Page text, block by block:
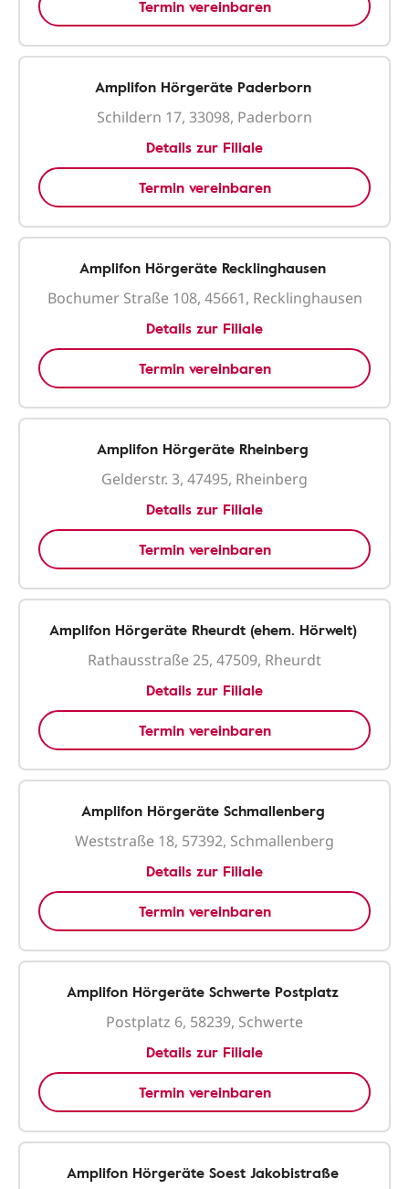
Termin vereinbaren
Amplifon Hörgeräte Paderborn
Schildern 17, 33098, Paderborn
Details zur Filiale
Termin vereinbaren
Amplifon Hörgeräte Recklinghausen
Bochumer Straße 108, 45661, Recklinghausen
Details zur Filiale
Termin vereinbaren
Amplifon Hörgeräte Rheinberg
Gelderstr. 3, 47495, Rheinberg
Details zur Filiale
Termin vereinbaren
Amplifon Hörgeräte Rheurdt (ehem. Hörwelt)
Rathausstraße 25, 47509, Rheurdt
Details zur Filiale
Termin vereinbaren
Amplifon Hörgeräte Schmallenberg
Weststraße 18, 57392, Schmallenberg
Details zur Filiale
Termin vereinbaren
Amplifon Hörgeräte Schwerte Postplatz
Postplatz 6, 58239, Schwerte
Details zur Filiale
Termin vereinbaren
Amplifon Hörgeräte Soest Jakobistraße